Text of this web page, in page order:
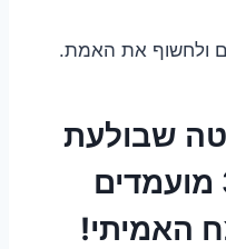
ולחשוף את האמת.
שבולעת
לכם את הכסף? 3 מועמדים
האמיתי!